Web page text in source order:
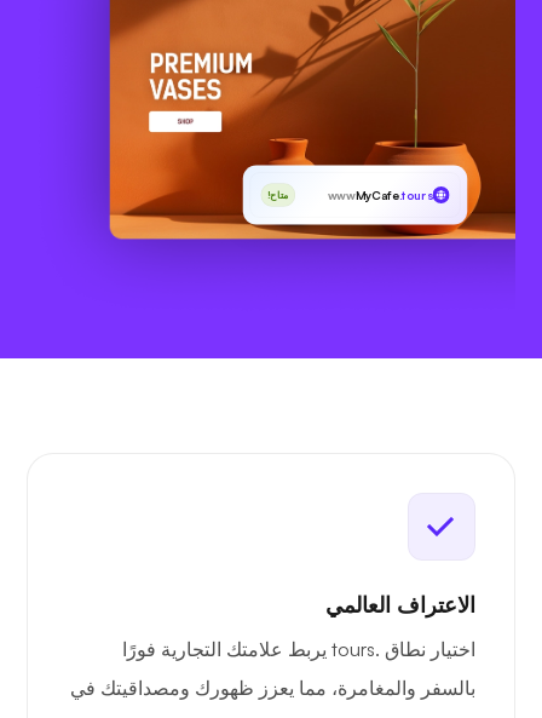
wwwMyCafe.tours متاح!
الاعتراف العالمي
اختيار نطاق .tours يربط علامتك التجارية فورًا
بالسفر والمغامرة، مما يعزز ظهورك ومصداقيتك في